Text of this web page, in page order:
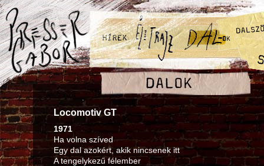
Locomotiv GT
1971
Ha volna szíved
Egy dal azokért, akik nincsenek itt
A tengelykezű félember